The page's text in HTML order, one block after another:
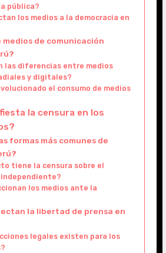
pública?
los medios a la democracia en
medios de comunicación
las diferencias entre medios
y digitales?
el consumo de medios
la censura en los
formas más comunes de
tiene la censura sobre el
los medios ante la
la libertad de prensa en
legales existen para los